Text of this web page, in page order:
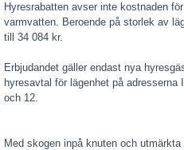
Hyresrabatten avser inte kostnaden
varmvatten. Beroende på storlek av
till 34 084 kr.
Erbjudandet gäller endast nya
hyresavtal för lägenhet på
och 12.
Med skogen inpå knuten och